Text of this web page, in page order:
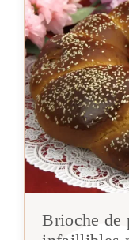
Brioche de